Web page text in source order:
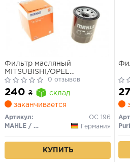
Фильтр масляный
MITSUBISHI/OPEL
LANCER/OUTLANDER/CARISMA
1.5TD 4/93-,COMBO 1.7D
93-/MAZDA 2.0 2/85-
0 отзывов
240 ₴
склад
заканчивается
Артикул:
OC 196
MAHLE / KNECHT
Германия
КУПИТЬ